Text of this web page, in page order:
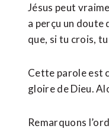
Jésus peut
a perçu un doute
que, si tu crois,
Cette parole est
gloire de Dieu.
Remarquons